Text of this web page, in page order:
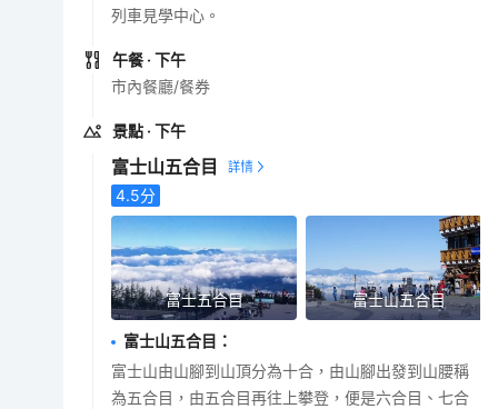
列車見學中心。
午餐 · 下午
市內餐廳/餐券
景點 · 下午
富士山五合目
4.5分
富士五合目 富士山五合目
富士山五合目 ：
富士山由山腳到山頂分為十合，由山腳出發到山腰稱
為五合目，由五合目再往上攀登，便是六合目、七合